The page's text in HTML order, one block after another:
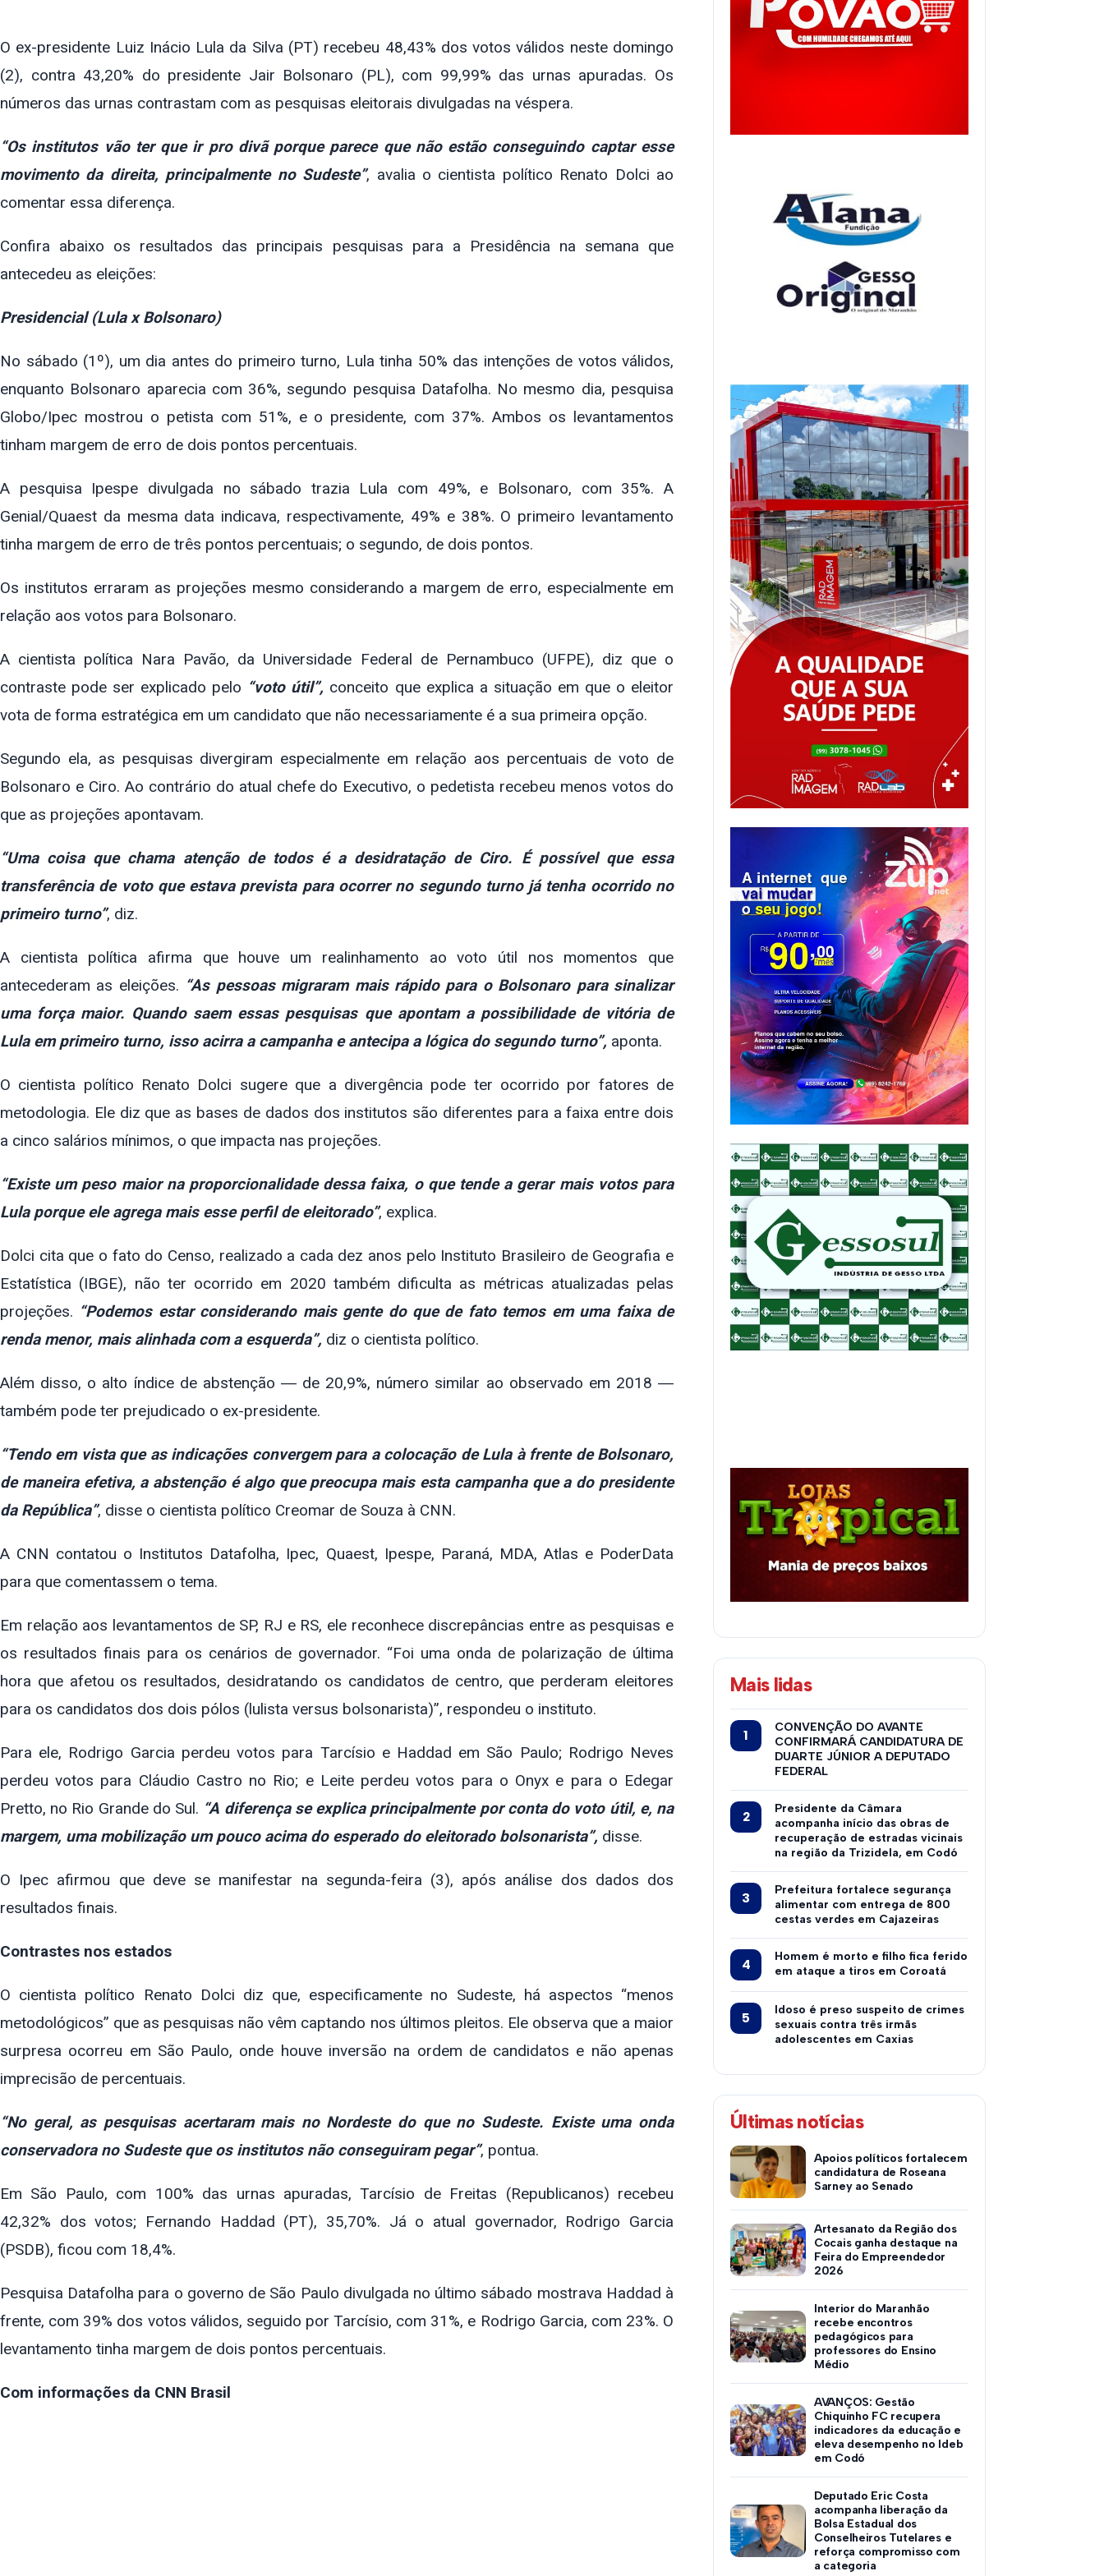
O ex-presidente Luiz Inácio Lula da Silva (PT) recebeu 48,43% dos votos válidos neste domingo
(2), contra 43,20% do presidente Jair Bolsonaro (PL), com 99,99% das urnas apuradas. Os
números das urnas contrastam com as pesquisas eleitorais divulgadas na véspera.
“Os institutos vão ter que ir pro divã porque parece que não estão conseguindo captar esse
movimento da direita, principalmente no Sudeste”, avalia o cientista político Renato Dolci ao
comentar essa diferença.
Confira abaixo os resultados das principais pesquisas para a Presidência na semana que
antecedeu as eleições:
Presidencial (Lula x Bolsonaro)
No sábado (1º), um dia antes do primeiro turno, Lula tinha 50% das intenções de votos válidos,
enquanto Bolsonaro aparecia com 36%, segundo pesquisa Datafolha. No mesmo dia, pesquisa
Globo/Ipec mostrou o petista com 51%, e o presidente, com 37%. Ambos os levantamentos
tinham margem de erro de dois pontos percentuais.
A pesquisa Ipespe divulgada no sábado trazia Lula com 49%, e Bolsonaro, com 35%. A
Genial/Quaest da mesma data indicava, respectivamente, 49% e 38%. O primeiro levantamento
tinha margem de erro de três pontos percentuais; o segundo, de dois pontos.
Os institutos erraram as projeções mesmo considerando a margem de erro, especialmente em
relação aos votos para Bolsonaro.
A cientista política Nara Pavão, da Universidade Federal de Pernambuco (UFPE), diz que o
contraste pode ser explicado pelo “voto útil”, conceito que explica a situação em que o eleitor
vota de forma estratégica em um candidato que não necessariamente é a sua primeira opção.
Segundo ela, as pesquisas divergiram especialmente em relação aos percentuais de voto de
Bolsonaro e Ciro. Ao contrário do atual chefe do Executivo, o pedetista recebeu menos votos do
que as projeções apontavam.
“Uma coisa que chama atenção de todos é a desidratação de Ciro. É possível que essa
transferência de voto que estava prevista para ocorrer no segundo turno já tenha ocorrido no
primeiro turno”, diz.
A cientista política afirma que houve um realinhamento ao voto útil nos momentos que
antecederam as eleições. “As pessoas migraram mais rápido para o Bolsonaro para sinalizar
uma força maior. Quando saem essas pesquisas que apontam a possibilidade de vitória de
Lula em primeiro turno, isso acirra a campanha e antecipa a lógica do segundo turno”, aponta.
O cientista político Renato Dolci sugere que a divergência pode ter ocorrido por fatores de
metodologia. Ele diz que as bases de dados dos institutos são diferentes para a faixa entre dois
a cinco salários mínimos, o que impacta nas projeções.
“Existe um peso maior na proporcionalidade dessa faixa, o que tende a gerar mais votos para
Lula porque ele agrega mais esse perfil de eleitorado”, explica.
Dolci cita que o fato do Censo, realizado a cada dez anos pelo Instituto Brasileiro de Geografia e
Estatística (IBGE), não ter ocorrido em 2020 também dificulta as métricas atualizadas pelas
projeções. “Podemos estar considerando mais gente do que de fato temos em uma faixa de
renda menor, mais alinhada com a esquerda”, diz o cientista político.
Além disso, o alto índice de abstenção ― de 20,9%, número similar ao observado em 2018 ―
também pode ter prejudicado o ex-presidente.
“Tendo em vista que as indicações convergem para a colocação de Lula à frente de Bolsonaro,
de maneira efetiva, a abstenção é algo que preocupa mais esta campanha que a do presidente
da República”, disse o cientista político Creomar de Souza à CNN.
A CNN contatou o Institutos Datafolha, Ipec, Quaest, Ipespe, Paraná, MDA, Atlas e PoderData
para que comentassem o tema.
Em relação aos levantamentos de SP, RJ e RS, ele reconhece discrepâncias entre as pesquisas e
os resultados finais para os cenários de governador. “Foi uma onda de polarização de última
hora que afetou os resultados, desidratando os candidatos de centro, que perderam eleitores
para os candidatos dos dois pólos (lulista versus bolsonarista)”, respondeu o instituto.
Para ele, Rodrigo Garcia perdeu votos para Tarcísio e Haddad em São Paulo; Rodrigo Neves
perdeu votos para Cláudio Castro no Rio; e Leite perdeu votos para o Onyx e para o Edegar
Pretto, no Rio Grande do Sul. “A diferença se explica principalmente por conta do voto útil, e, na
margem, uma mobilização um pouco acima do esperado do eleitorado bolsonarista”, disse.
O Ipec afirmou que deve se manifestar na segunda-feira (3), após análise dos dados dos
resultados finais.
Contrastes nos estados
O cientista político Renato Dolci diz que, especificamente no Sudeste, há aspectos “menos
metodológicos” que as pesquisas não vêm captando nos últimos pleitos. Ele observa que a maior
surpresa ocorreu em São Paulo, onde houve inversão na ordem de candidatos e não apenas
imprecisão de percentuais.
“No geral, as pesquisas acertaram mais no Nordeste do que no Sudeste. Existe uma onda
conservadora no Sudeste que os institutos não conseguiram pegar”, pontua.
Em São Paulo, com 100% das urnas apuradas, Tarcísio de Freitas (Republicanos) recebeu
42,32% dos votos; Fernando Haddad (PT), 35,70%. Já o atual governador, Rodrigo Garcia
(PSDB), ficou com 18,4%.
Pesquisa Datafolha para o governo de São Paulo divulgada no último sábado mostrava Haddad à
frente, com 39% dos votos válidos, seguido por Tarcísio, com 31%, e Rodrigo Garcia, com 23%. O
levantamento tinha margem de dois pontos percentuais.
Com informações da CNN Brasil
Mais lidas
CONVENÇÃO DO AVANTE
CONFIRMARÁ CANDIDATURA DE
DUARTE JÚNIOR A DEPUTADO
FEDERAL
Presidente da Câmara
acompanha início das obras de
recuperação de estradas vicinais
na região da Trizidela, em Codó
Prefeitura fortalece segurança
alimentar com entrega de 800
cestas verdes em Cajazeiras
Homem é morto e filho fica ferido
em ataque a tiros em Coroatá
Idoso é preso suspeito de crimes
sexuais contra três irmãs
adolescentes em Caxias
Últimas notícias
Apoios políticos fortalecem
candidatura de Roseana
Sarney ao Senado
Artesanato da Região dos
Cocais ganha destaque na
Feira do Empreendedor
2026
Interior do Maranhão
recebe encontros
pedagógicos para
professores do Ensino
Médio
AVANÇOS: Gestão
Chiquinho FC recupera
indicadores da educação e
eleva desempenho no Ideb
em Codó
Deputado Eric Costa
acompanha liberação da
Bolsa Estadual dos
Conselheiros Tutelares e
reforça compromisso com
a categoria